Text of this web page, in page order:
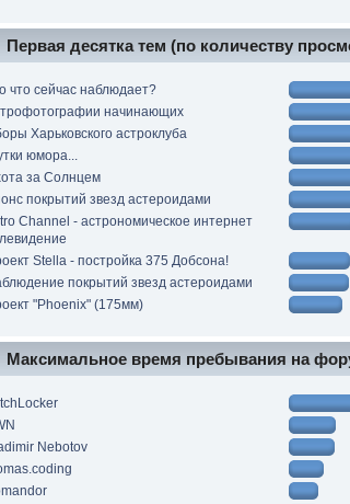
Первая десятка тем (по количеству
что сейчас наблюдает?
начинающих
Харьковского астроклуба
юмора...
за Солнцем
покрытий звезд астероидами
Channel - астрономическое интернет
Stella - постройка 375 Добсона!
покрытий звезд астероидами
"Phoenix" (175мм)
Максимальное время пребывания на
Nebotov